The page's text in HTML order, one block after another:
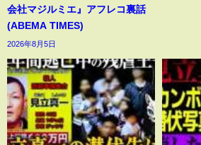
会社マジルミエ』アフレコ裏話
(ABEMA TIMES)
2026年8月5日